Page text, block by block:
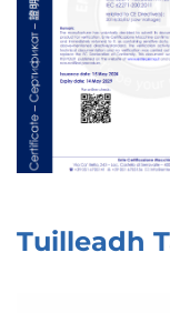
Tuilleadh